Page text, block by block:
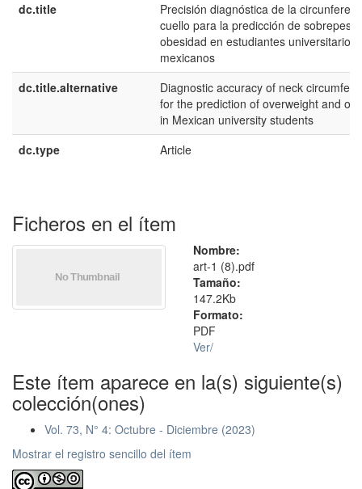
dc.title
Precisión diagnóstica de la
cuello para la predicción de sobrepeso
obesidad en estudiantes universitarios
mexicanos
dc.title.alternative
Diagnostic accuracy of neck
for the prediction of overweight and
in Mexican university students
dc.type
Article
Ficheros en el ítem
Nombre:
art-1 (8).pdf
Tamaño:
147.2Kb
Formato:
PDF
Ver/
Este ítem aparece en la(s) siguiente(s)
colección(ones)
Vol. 73, N° 4: Octubre - Diciembre (2023)
Mostrar el registro sencillo del ítem